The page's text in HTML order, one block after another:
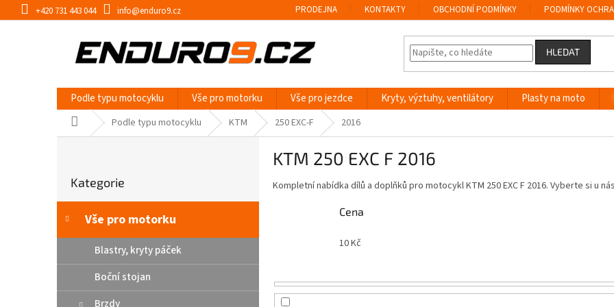
na
+420 731 443 044 info@enduro9.cz PRODEJNA KONTAKTY OBCHODNÍ PODMÍNKY PODMÍNKY
HLEDAT
Podle typu motocyklu Vše pro motorku Vše pro jezdce Kryty, výztuhy, ventilátory Plasty na moto
Domů Podle typu motocyklu KTM 250 EXC-F 2016
r
n
í
a
kategorie
Kategorie
Vše pro motorku
Blastry, kryty páček
Boční stojan
Brzdy
KTM 250 EXC F 2016
Kompletní nabídka dílů a doplňků pro motocykl KTM 250 EXC F 2016. Vyberte si u
Cena
10Kč